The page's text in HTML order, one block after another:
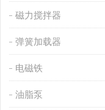
磁力搅拌器
弹簧加载器
电磁铁
油脂泵